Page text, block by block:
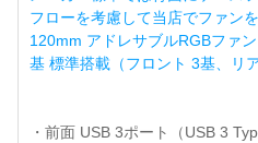
フローを考慮して当店でファンを
120mm アドレサブルRGBファ
基 標準搭載（フロント 3基、リ
・前面 USB 3ポート（USB 3